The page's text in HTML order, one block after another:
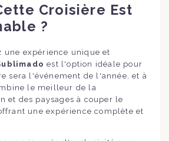
Croisière Est
?
une expérience unique et
est l'option idéale pour
sera l'événement de l'année, et à
le meilleur de la
et des paysages à couper le
une expérience complète et